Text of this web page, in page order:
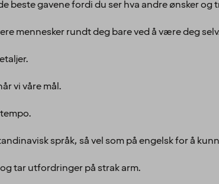
beste gavene fordi du ser hva andre ønsker og
mennesker rundt deg bare ved å være deg
vi våre mål.
språk, så vel som på engelsk for å
tar utfordringer på strak arm.